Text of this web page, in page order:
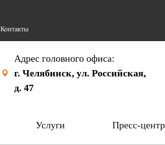
Контакты
Адрес головного офиса:
г. Челябинск, ул. Российская,
д. 47
Услуги Пресс-центр